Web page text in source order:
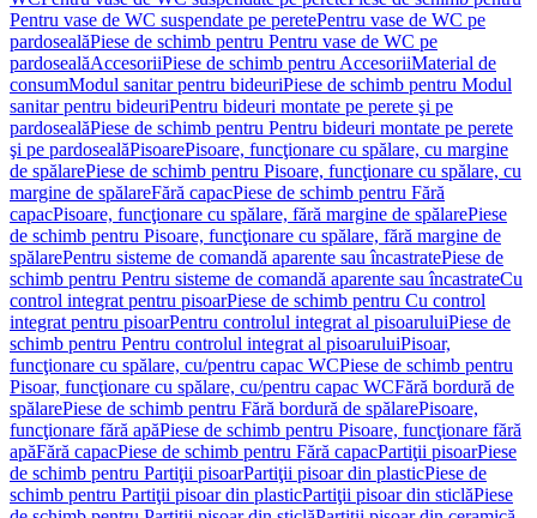
Pentru vase de WC suspendate pe peretePentru vase de WC pe
pardosealăPiese de schimb pentru Pentru vase de WC pe
pardosealăAccesoriiPiese de schimb pentru AccesoriiMaterial de
consumModul sanitar pentru bideuriPiese de schimb pentru Modul
sanitar pentru bideuriPentru bideuri montate pe perete şi pe
pardosealăPiese de schimb pentru Pentru bideuri montate pe perete
şi pe pardosealăPisoarePisoare, funcţionare cu spălare, cu margine
de spălarePiese de schimb pentru Pisoare, funcţionare cu spălare, cu
margine de spălareFără capacPiese de schimb pentru Fără
capacPisoare, funcţionare cu spălare, fără margine de spălarePiese
de schimb pentru Pisoare, funcţionare cu spălare, fără margine de
spălarePentru sisteme de comandă aparente sau încastratePiese de
schimb pentru Pentru sisteme de comandă aparente sau încastrateCu
control integrat pentru pisoarPiese de schimb pentru Cu control
integrat pentru pisoarPentru controlul integrat al pisoaruluiPiese de
schimb pentru Pentru controlul integrat al pisoaruluiPisoar,
funcţionare cu spălare, cu/pentru capac WCPiese de schimb pentru
Pisoar, funcţionare cu spălare, cu/pentru capac WCFără bordură de
spălarePiese de schimb pentru Fără bordură de spălarePisoare,
funcţionare fără apăPiese de schimb pentru Pisoare, funcţionare fără
apăFără capacPiese de schimb pentru Fără capacPartiţii pisoarPiese
de schimb pentru Partiţii pisoarPartiţii pisoar din plasticPiese de
schimb pentru Partiţii pisoar din plasticPartiţii pisoar din sticlăPiese